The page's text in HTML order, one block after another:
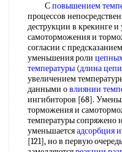
Сповышением
процессов
деструкции в крекинге
самоторможения и
согласии с предсказанием
уменьшения роли
температуры (длина цепи
увеличением
данными овлиянии
ингибиторов [68].
торможения и
температуры сопряжено
уменьшаетсяадсорбция
[121], но в первую